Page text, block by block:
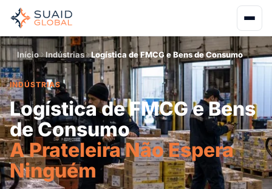
Início Indústrias Logística de FMCG e Bens de Consumo
INDÚSTRIAS
Logística de FMCG e Bens
de Consumo
A Prateleira Não Espera
Ninguém